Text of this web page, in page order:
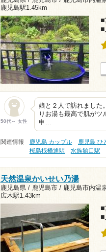
鹿児島駅1.45km
■
■
50代～ 女性
娘と２人で訪れました
りお湯も最高で肌がツ
申…
関連情報 鹿児島 カップル 鹿児島 ひ
桜島桟橋通駅
水族館口駅
天然温泉かいせい乃湯
鹿児島県 / 鹿児島市 / 鹿児島市内温
広木駅1.43km
■
■